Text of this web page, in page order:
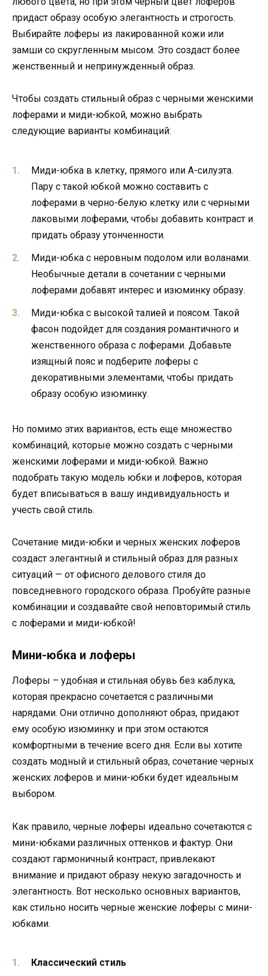
придаст образу особую элегантность и строгость.
Выбирайте лоферы из лакированной кожи или
замши со скругленным мысом. Это создаст более
женственный и непринужденный образ.
Чтобы создать стильный образ с черными женскими
лоферами и миди-юбкой, можно выбрать
следующие варианты комбинаций:
Миди-юбка в клетку, прямого или А-силуэта.
Пару с такой юбкой можно составить с
лоферами в черно-белую клетку или с черными
лаковыми лоферами, чтобы добавить контраст и
придать образу утонченности.
Миди-юбка с неровным подолом или воланами.
Необычные детали в сочетании с черными
лоферами добавят интерес и изюминку образу.
Миди-юбка с высокой талией и поясом. Такой
фасон подойдет для создания романтичного и
женственного образа с лоферами. Добавьте
изящный пояс и подберите лоферы с
декоративными элементами, чтобы придать
образу особую изюминку.
Но помимо этих вариантов, есть еще множество
комбинаций, которые можно создать с черными
женскими лоферами и миди-юбкой. Важно
подобрать такую модель юбки и лоферов, которая
будет вписываться в вашу индивидуальность и
учесть свой стиль.
Сочетание миди-юбки и черных женских лоферов
создаст элегантный и стильный образ для разных
ситуаций — от офисного делового стиля до
повседневного городского образа. Пробуйте разные
комбинации и создавайте свой неповторимый стиль
с лоферами и миди-юбкой!
Мини-юбка и лоферы
Лоферы – удобная и стильная обувь без каблука,
которая прекрасно сочетается с различными
нарядами. Они отлично дополняют образ, придают
ему особую изюминку и при этом остаются
комфортными в течение всего дня. Если вы хотите
создать модный и стильный образ, сочетание черных
женских лоферов и мини-юбки будет идеальным
выбором.
Как правило, черные лоферы идеально сочетаются с
мини-юбками различных оттенков и фактур. Они
создают гармоничный контраст, привлекают
внимание и придают образу некую загадочность и
элегантность. Вот несколько основных вариантов,
как стильно носить черные женские лоферы с мини-
юбками.
Классический стиль